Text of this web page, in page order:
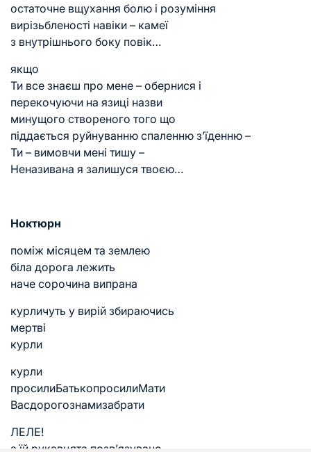
остаточне вщухання болю і розуміння
вирізьбленості навіки – камеї
з внутрішнього боку повік…
якщо
Ти все знаєш про мене – обернися і
перекочуючи на язиці назви
минущого створеного того що
піддається руйнуванню спаленню з’їденню –
Ти – вимовчи мені тишу –
Неназивана я залишуся твоєю…
Ноктюрн
поміж місяцем та землею
біла дорога лежить
наче сорочина випрана
курличуть у вирій збираючись
мертві
курли
курли
просилиБатькопросилиМати
Васдорогознамизабрати
ЛЕЛЕ!
а їй рукавцята позв’язувано